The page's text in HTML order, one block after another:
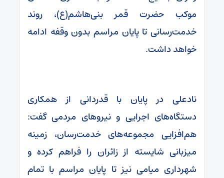
موکب حضرت قمر بنی‌هاشم(ع)، روند
خدمت‌رسانی تا پایان مراسم بدون وقفه ادامه
خواهد داشت.
نادعلی در پایان با قدردانی از همکاری
دستگاه‌های اجرایی و نیروهای مردمی گفت:
هم‌افزایی مجموعه‌های خدمت‌رسان، زمینه
میزبانی شایسته از زائران را فراهم کرده و
شهرداری میامی نیز تا پایان مراسم با تمام